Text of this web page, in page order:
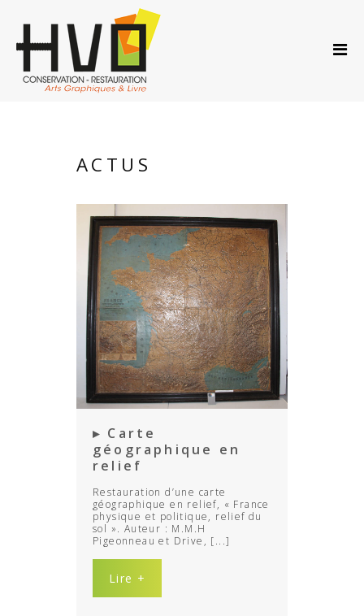
A PROPOS…
PRESTATIONS
CONTACTACTUS
▸ Carte
géographique en
relief
Restauration d’une carte
géographique en relief, « France
physique et politique, relief du
sol ». Auteur : M.M.H
Pigeonneau et Drive, [...]
Lire +